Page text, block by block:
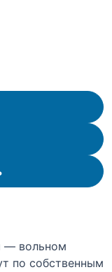
— вольном
по собственным